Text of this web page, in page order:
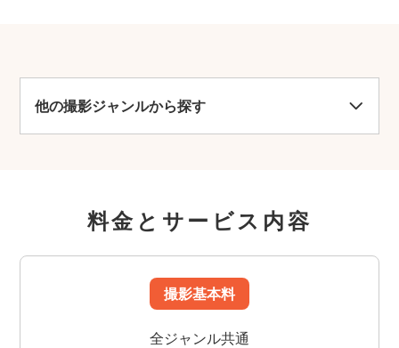
他の撮影ジャンルから探す
料金とサービス内容
撮影基本料
全ジャンル共通